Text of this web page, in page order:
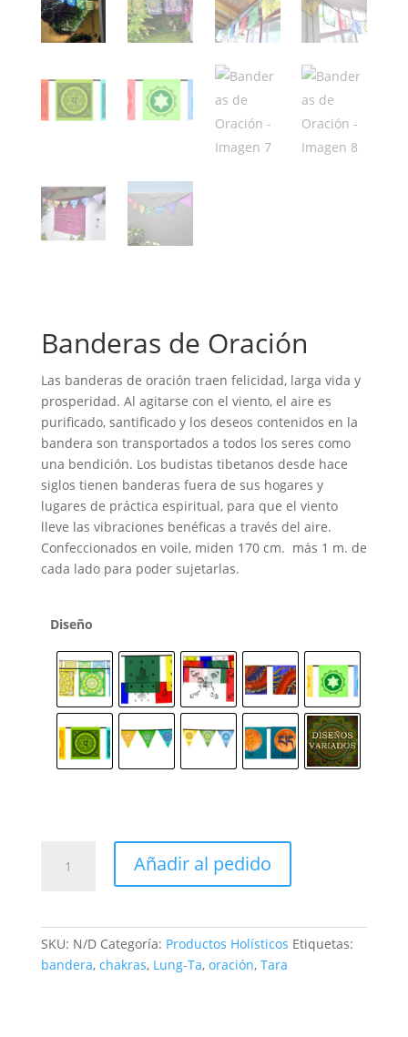
Banderas de Oración
Las banderas de oración traen felicidad, larga vida y
prosperidad. Al agitarse con el viento, el aire es
purificado, santificado y los deseos contenidos en la
bandera son transportados a todos los seres como
una bendición. Los budistas tibetanos desde hace
siglos tienen banderas fuera de sus hogares y
lugares de práctica espiritual, para que el viento
lleve las vibraciones benéficas a través del aire.
Confeccionados en voile, miden 170 cm. más 1 m. de
cada lado para poder sujetarlas.
Diseño
Añadir al pedido
SKU: N/D Categoría: Productos Holísticos Etiquetas:
bandera, chakras, Lung-Ta, oración, Tara